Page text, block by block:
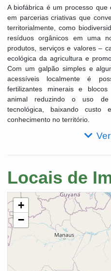
A biofábrica é um processo que
em parcerias criativas que
territorialmente, como
resíduos orgânicos em uma
produtos, serviços e valores –
ecológica da agricultura e
Com um galpão simples e
acessíveis localmente é
fertilizantes minerais e
animal reduzindo o uso de
tecnológica, baixando
conhecimento no território.
Locais de
+
−